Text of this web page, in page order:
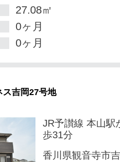
27.08㎡
0ヶ月
0ヶ月
ス吉岡27号地
JR予讃線 本山駅
歩31分
香川県観音寺市